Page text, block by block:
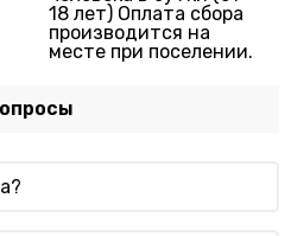
18 лет) Оплата сбора
производится на
месте при поселении.